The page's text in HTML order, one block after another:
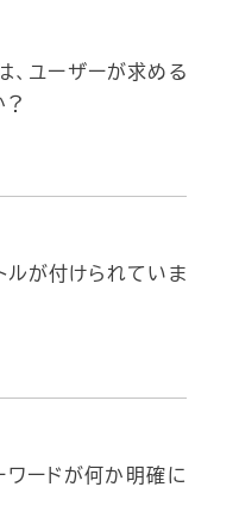
、ユーザーが求める
ルが付けられていま
ワードが何か明確に